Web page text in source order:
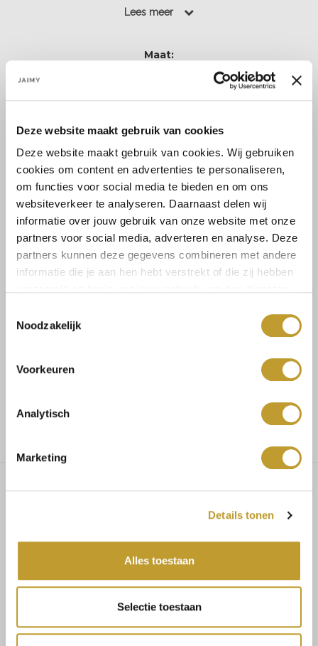
Deze website maakt gebruik van cookies
Deze website maakt gebruik van cookies. Wij gebruiken
cookies om content en advertenties te personaliseren,
om functies voor social media te bieden en om ons
websiteverkeer te analyseren. Daarnaast delen wij
informatie over jouw gebruik van onze website met onze
partners voor social media, adverteren en analyse. Deze
partners kunnen deze gegevens combineren met andere
informatie die je aan hen hebt verstrekt of die zij hebben
Noodzakelijk
Voorkeuren
Analytisch
Marketing
Details tonen
Alles toestaan
Selectie toestaan
Lees meer
Maat:
Toevoegen aan winkelwagen
Size guide Verzenden & retourneren
Koop veilig en vertrouwd
Voor 17.30u besteld, dezelfde dag verzonden
Alayna sparkle dress creme
MAATADVIES